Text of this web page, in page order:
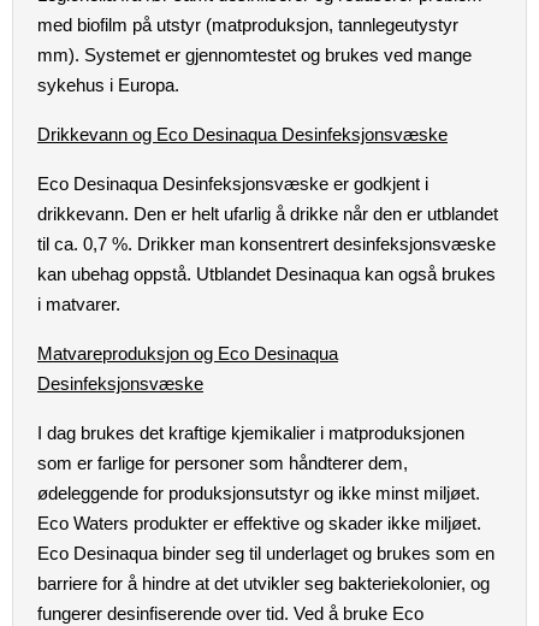
med biofilm på utstyr (matproduksjon, tannlegeutystyr
mm). Systemet er gjennomtestet og brukes ved mange
sykehus i Europa.
Drikkevann og Eco Desinaqua Desinfeksjonsvæske
Eco Desinaqua Desinfeksjonsvæske er godkjent i
drikkevann. Den er helt ufarlig å drikke når den er utblandet
til ca. 0,7 %. Drikker man konsentrert desinfeksjonsvæske
kan ubehag oppstå. Utblandet Desinaqua kan også brukes
i matvarer.
Matvareproduksjon og Eco Desinaqua
Desinfeksjonsvæske
I dag brukes det kraftige kjemikalier i matproduksjonen
som er farlige for personer som håndterer dem,
ødeleggende for produksjonsutstyr og ikke minst miljøet.
Eco Waters produkter er effektive og skader ikke miljøet.
Eco Desinaqua binder seg til underlaget og brukes som en
barriere for å hindre at det utvikler seg bakteriekolonier, og
fungerer desinfiserende over tid. Ved å bruke Eco